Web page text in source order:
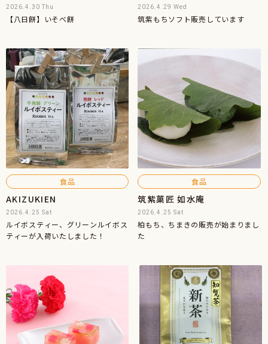
2026.4.30 Thu
【八日餅】いそべ餅
2026.4.29 Wed
筑紫もちソフト販売しています
食品
AKIZUKIEN
2026.4.25 Sat
ルイボスティー、グリーンルイボス
ティーが入荷いたしました！
食品
筑紫菓匠 如水庵
2026.4.25 Sat
柏もち、ちまきの販売が始まりまし
た